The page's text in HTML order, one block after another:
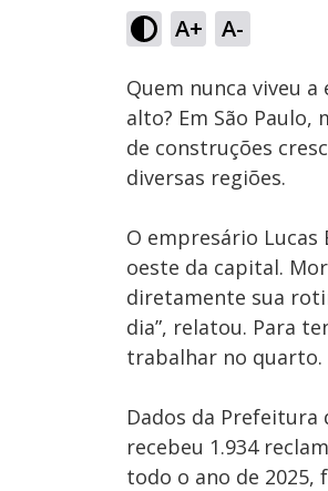
A+ A-
Ativar
Som
Quem nunca viveu
alto? Em São Paulo,
de construções
diversas regiões.
O empresário Lucas
oeste da capital.
diretamente sua
dia”, relatou. Para
trabalhar no quarto.
Dados da Prefeitura
recebeu 1.934
todo o ano de 2025,